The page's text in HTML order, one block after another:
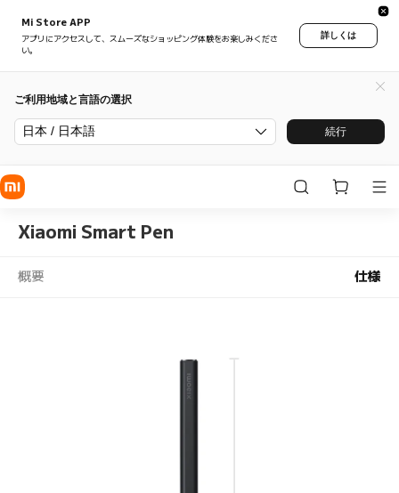
Mi Store APP
アプリにアクセスして、スムーズなショッピング体験をお楽しみくださ
い。
詳しくは
ご利用地域と言語の選択
日本 / 日本語 続行
Xiaomi Smart Pen
概要 仕様